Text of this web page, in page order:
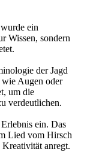
ein
Wissen, sondern
der Jagd
Augen oder
um die
verdeutlichen.
ein. Das
Lied vom Hirsch
Kreativität anregt.